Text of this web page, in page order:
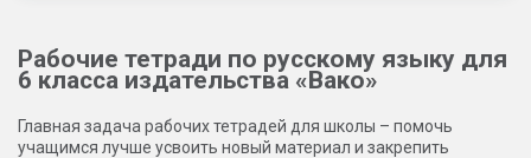
Рабочие тетради по русскому языку для
6 класса издательства «Вако»
Главная задача рабочих тетрадей для школы – помочь
учащимся лучше усвоить новый материал и закрепить